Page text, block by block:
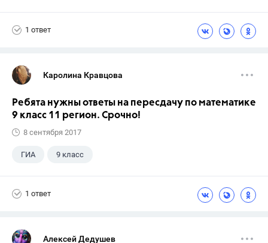
1 ответ
Каролина Кравцова
Ребята нужны ответы на пересдачу по математике
9 класс 11 регион. Срочно!
8 сентября 2017
ГИА 9 класс
1 ответ
Алексей Дедушев